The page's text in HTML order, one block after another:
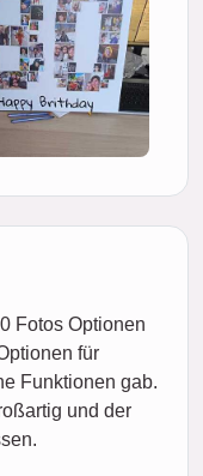
Fotos Optionen
für
Funktionen gab.
und der